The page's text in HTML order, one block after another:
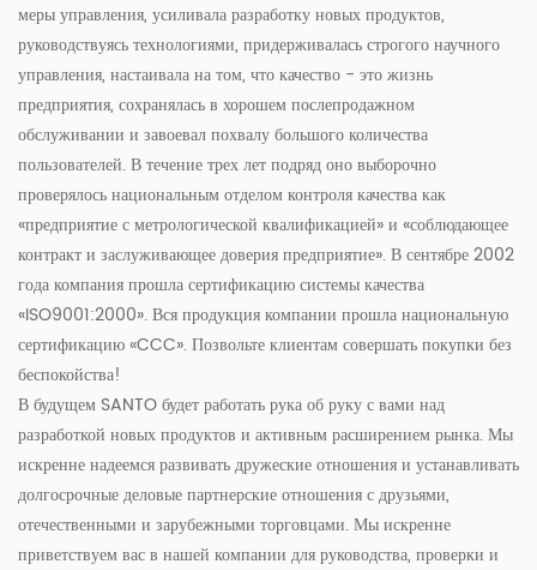
меры управления, усиливала разработку новых продуктов,
руководствуясь технологиями, придерживалась строгого научного
управления, настаивала на том, что качество - это жизнь
предприятия, сохранялась в хорошем послепродажном
обслуживании и завоевал похвалу большого количества
пользователей. В течение трех лет подряд оно выборочно
проверялось национальным отделом контроля качества как
«предприятие с метрологической квалификацией» и «соблюдающее
контракт и заслуживающее доверия предприятие». В сентябре 2002
года компания прошла сертификацию системы качества
«ISO9001:2000». Вся продукция компании прошла национальную
сертификацию «CCC». Позвольте клиентам совершать покупки без
беспокойства!
В будущем SANTO будет работать рука об руку с вами над
разработкой новых продуктов и активным расширением рынка. Мы
искренне надеемся развивать дружеские отношения и устанавливать
долгосрочные деловые партнерские отношения с друзьями,
отечественными и зарубежными торговцами. Мы искренне
приветствуем вас в нашей компании для руководства, проверки и